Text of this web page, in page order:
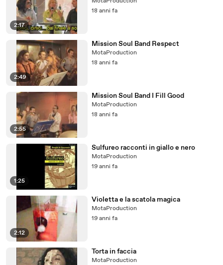
2:17
18 anni fa
2:49
Mission Soul Band Respect
MotaProduction
18 anni fa
2:55
Mission Soul Band I Fill Good
MotaProduction
18 anni fa
1:25
Sulfureo racconti in giallo e nero
MotaProduction
19 anni fa
2:12
Violetta e la scatola magica
MotaProduction
19 anni fa
Torta in faccia
MotaProduction